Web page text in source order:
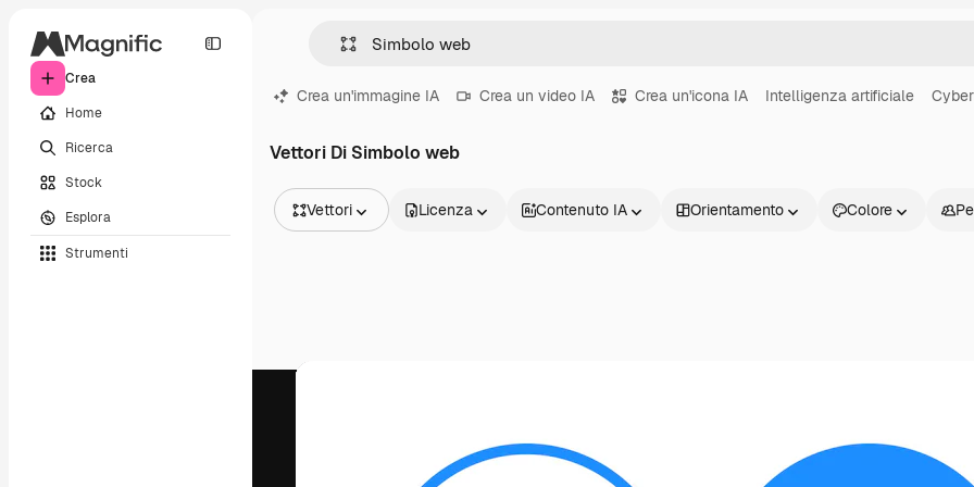
Crea
Home
Ricerca
Stock
Esplora
Strumenti
Crea un'immagine IA Crea un video IA Crea un'icona IA Intelligenza artificiale
Vettori Di Simbolo web
Vettori
Video
Licenza Contenuto IA Orientamento Colore